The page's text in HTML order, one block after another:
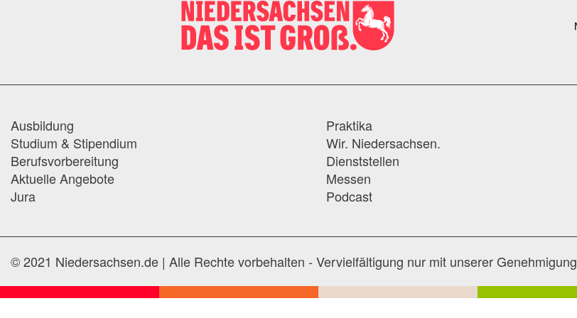
Ausbildung
Studium & Stipendium
Berufsvorbereitung
Aktuelle Angebote
Jura
Praktika
Wir. Niedersachsen.
Dienststellen
Messen
Podcast
© 2021 Niedersachsen.de | Alle Rechte vorbehalten - Vervielfältigung nur mit unserer Genehmigung